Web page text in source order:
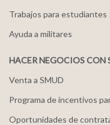
Trabajos para estudiantes
Ayuda a militares
HACER NEGOCIOS CON
Venta a SMUD
Programa de incentivos
Oportunidades de